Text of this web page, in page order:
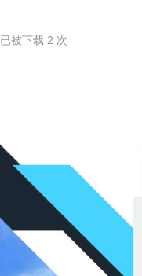
已被下载 2 次